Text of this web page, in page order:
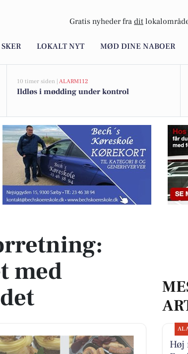
Gratis nyheder fra dit
LOKALT NYT MØD DINE NABOER
10 timer siden | ALARM112
Ildløs i mødding under kontrol
i højsædet
med
Høj